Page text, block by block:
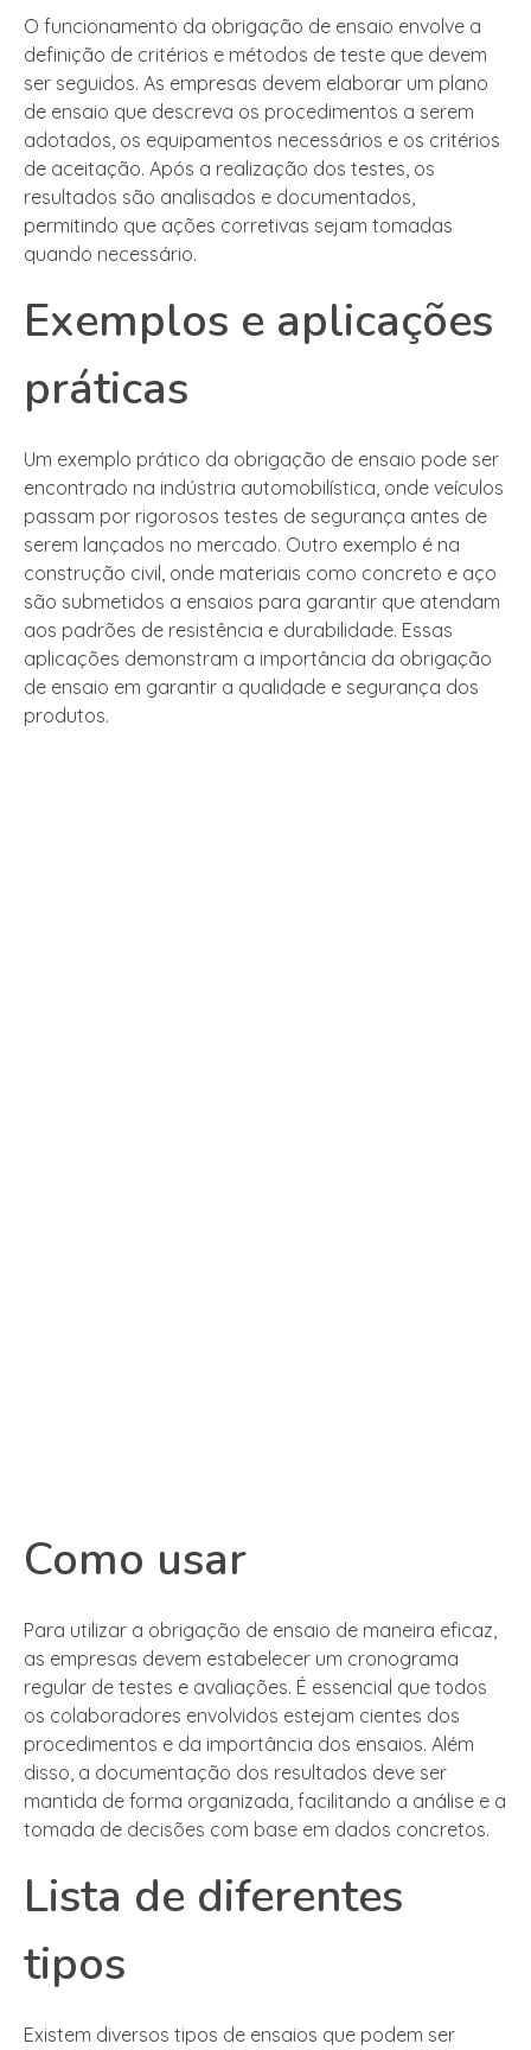
O funcionamento da obrigação de ensaio envolve a
definição de critérios e métodos de teste que devem
ser seguidos. As empresas devem elaborar um plano
de ensaio que descreva os procedimentos a serem
adotados, os equipamentos necessários e os critérios
de aceitação. Após a realização dos testes, os
resultados são analisados e documentados,
permitindo que ações corretivas sejam tomadas
quando necessário.
Exemplos e aplicações
práticas
Um exemplo prático da obrigação de ensaio pode ser
encontrado na indústria automobilística, onde veículos
passam por rigorosos testes de segurança antes de
serem lançados no mercado. Outro exemplo é na
construção civil, onde materiais como concreto e aço
são submetidos a ensaios para garantir que atendam
aos padrões de resistência e durabilidade. Essas
aplicações demonstram a importância da obrigação
de ensaio em garantir a qualidade e segurança dos
produtos.
Como usar
Para utilizar a obrigação de ensaio de maneira eficaz,
as empresas devem estabelecer um cronograma
regular de testes e avaliações. É essencial que todos
os colaboradores envolvidos estejam cientes dos
procedimentos e da importância dos ensaios. Além
disso, a documentação dos resultados deve ser
mantida de forma organizada, facilitando a análise e a
tomada de decisões com base em dados concretos.
Lista de diferentes
tipos
Existem diversos tipos de ensaios que podem ser